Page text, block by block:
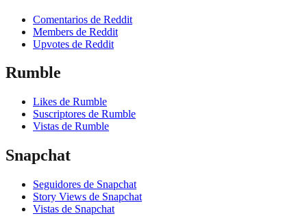
Comentarios de Reddit
Members de Reddit
Upvotes de Reddit
Rumble
Likes de Rumble
Suscriptores de Rumble
Vistas de Rumble
Snapchat
Seguidores de Snapchat
Story Views de Snapchat
Vistas de Snapchat